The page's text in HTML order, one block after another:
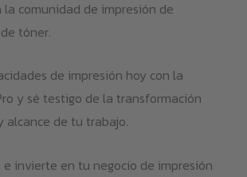
la comunidad de impresión de
tóner.
de impresión hoy con la
y sé testigo de la transformación
alcance de tu trabajo.
e invierte en tu negocio de impresión